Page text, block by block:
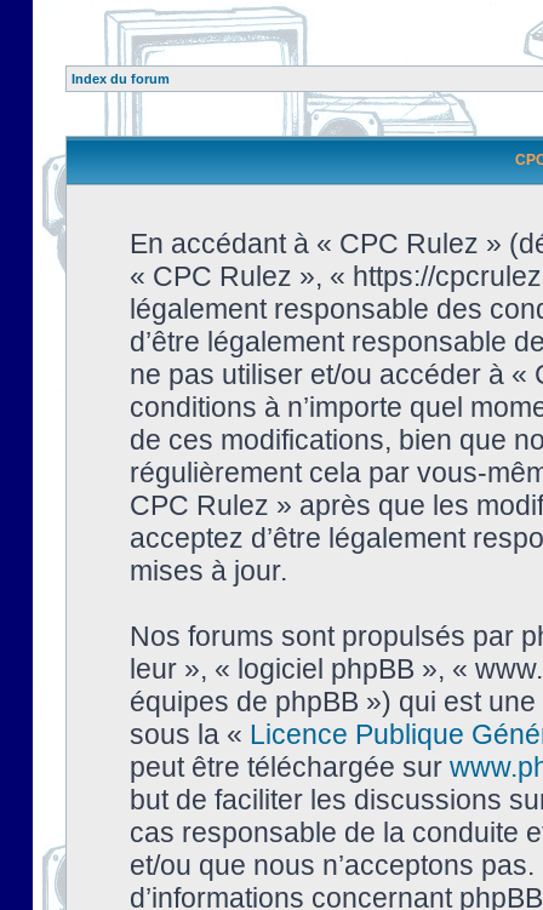
Index du forum
En accédant à « CPC Rulez »
« CPC Rulez », « https://
légalement responsable des
d’être légalement responsable
ne pas utiliser et/ou accéder à
conditions à n’importe quel
de ces modifications, bien que
régulièrement cela par vous-
CPC Rulez » après que les
acceptez d’être légalement
mises à jour.
Nos forums sont propulsés par
leur », « logiciel phpBB », «
équipes de phpBB ») qui est
sous la « Licence Publique
peut être téléchargée sur
but de faciliter les discussions
cas responsable de la conduite
et/ou que nous n’acceptons
d’informations concernant